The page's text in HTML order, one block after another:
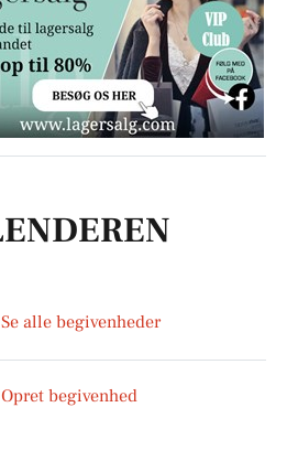
Se alle begivenheder
Opret begivenhed